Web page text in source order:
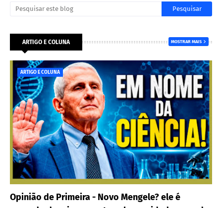
ARTIGO E COLUNA MOSTRAR MAIS
ARTIGO E COLUNA
Opinião de Primeira - Novo Mengele? ele é